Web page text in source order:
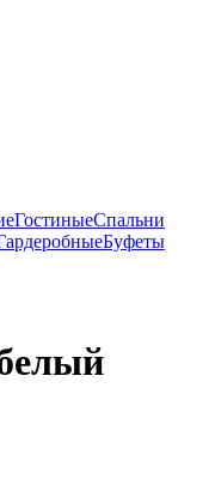
ГостиныеСпальни
Буфеты